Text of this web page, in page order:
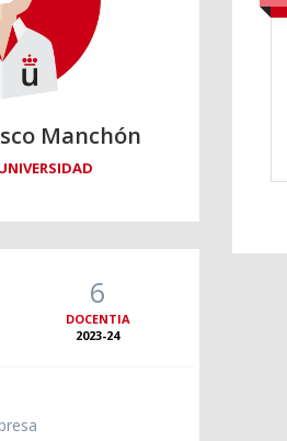
Manchón
6
DOCENTIA
2023-24